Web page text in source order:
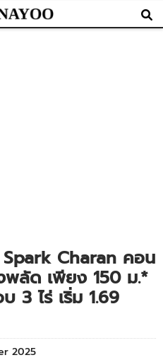
Charan คอน
พลัด เพียง 150 ม.*
3 ไร่ เริ่ม 1.69
2025